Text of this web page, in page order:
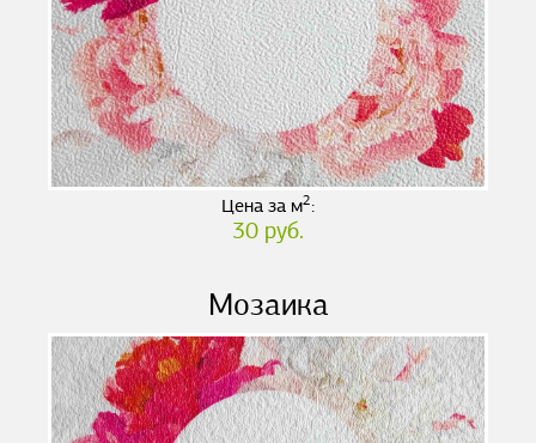
Цена за м2:
30 руб.
Мозаика